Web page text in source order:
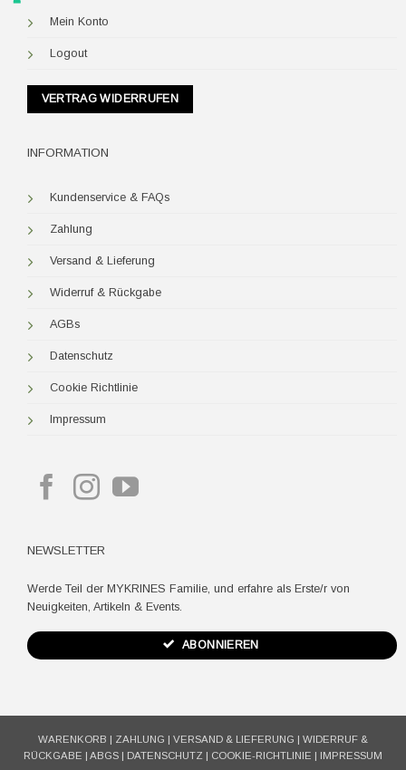
Mein Konto
Logout
VERTRAG WIDERRUFEN
INFORMATION
Kundenservice & FAQs
Zahlung
Versand & Lieferung
Widerruf & Rückgabe
AGBs
Datenschutz
Cookie Richtlinie
Impressum
NEWSLETTER
Werde Teil der MYKRINES Familie, und erfahre als Erste/r von
Neuigkeiten, Artikeln & Events.
ABONNIEREN
WARENKORB | ZAHLUNG | VERSAND & LIEFERUNG | WIDERRUF &
RÜCKGABE | ABGS | DATENSCHUTZ | COOKIE-RICHTLINIE | IMPRESSUM